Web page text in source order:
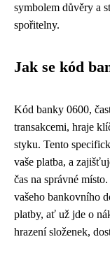
symbolem důvěry a
spořitelny.
Jak se kód
Kód banky 0600,
transakcemi, hraje
styku. Tento
vaše platba, a
čas na správné
vašeho bankovního
platby, ať už jde o
hrazení složenek,